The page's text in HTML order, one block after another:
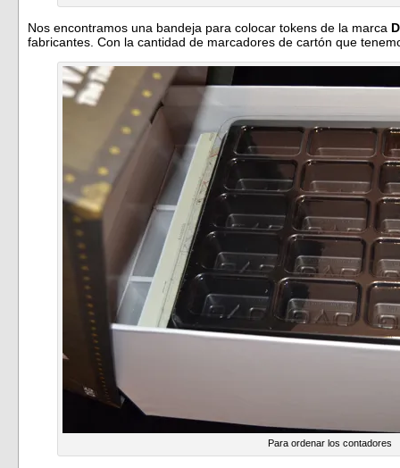
Nos encontramos una bandeja para colocar tokens de la marca
fabricantes. Con la cantidad de marcadores de cartón que
Para ordenar los contadores